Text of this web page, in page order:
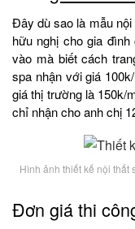
Đây dù sao là mẫu
hữu nghị cho gia
vào mà biết cách
spa nhận với giá
giá thị trường là 150k/
chỉ nhận cho anh chị
Hình ảnh thiết kế nội thất
Đơn giá thi